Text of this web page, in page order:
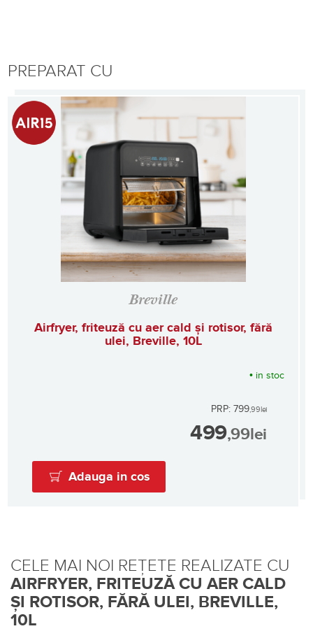
PREPARAT CU
Breville
Airfryer, friteuză cu aer cald și rotisor, fără
ulei, Breville, 10L
• in stoc
PRP: 799,99lei
499,99lei
Adauga in cos
CELE MAI NOI REȚETE REALIZATE CU
AIRFRYER, FRITEUZĂ CU AER CALD
ȘI ROTISOR, FĂRĂ ULEI, BREVILLE,
10L